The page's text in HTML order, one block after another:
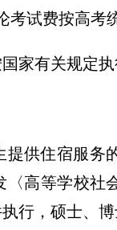
考试费按高考
家有关规定执
供住宿服
高等学校社
行，硕士、